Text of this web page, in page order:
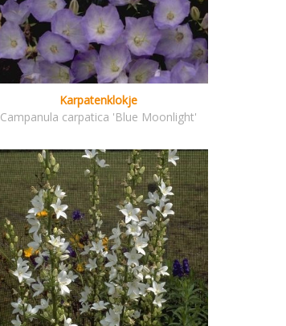
Karpatenklokje
Campanula carpatica 'Blue Moonlight'